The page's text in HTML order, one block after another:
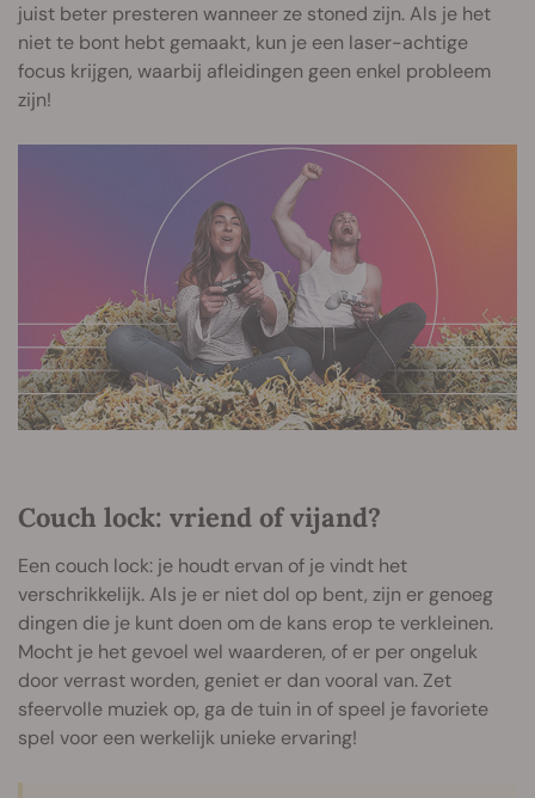
juist beter presteren wanneer ze stoned zijn. Als je het
niet te bont hebt gemaakt, kun je een laser-achtige
focus krijgen, waarbij afleidingen geen enkel probleem
zijn!
Couch lock: vriend of vijand?
Een couch lock: je houdt ervan of je vindt het
verschrikkelijk. Als je er niet dol op bent, zijn er genoeg
dingen die je kunt doen om de kans erop te verkleinen.
Mocht je het gevoel wel waarderen, of er per ongeluk
door verrast worden, geniet er dan vooral van. Zet
sfeervolle muziek op, ga de tuin in of speel je favoriete
spel voor een werkelijk unieke ervaring!